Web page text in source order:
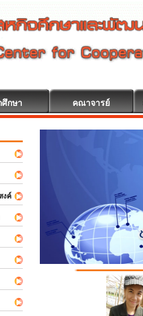
กษา คณาจารย์
งค์